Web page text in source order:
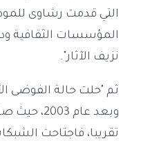
التي قدمت رشاوى
المؤسسات الثقافية
نزيف الآثار".
ثم "حلت حالة الفوضى
وبعد عام
تقريبا، فاجتاحت